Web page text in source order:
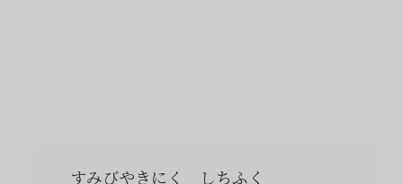
すみびやきにく しちふく